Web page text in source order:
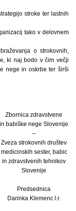
stroke ter lastnih
tako v delovnem
o strokovnih,
ki naj bodo v čim večji
nege in oskrbe ter širši
Zbornica zdravstvene
in babiške nege Slovenije
–
Zveza strokovnih društev
medicinskih sester, babic
in zdravstvenih tehnikov
Slovenije
Predsednica
Darinka Klemenc l.r.